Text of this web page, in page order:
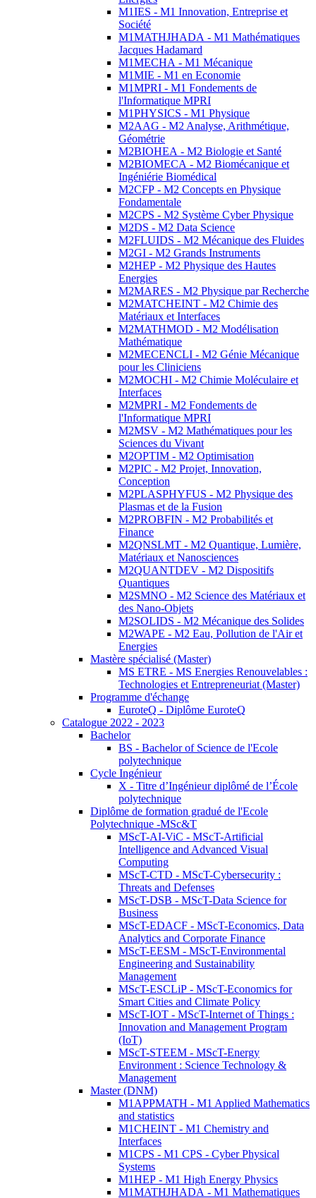
M1IES - M1 Innovation, Entreprise et
Société
M1MATHJHADA - M1 Mathématiques
Jacques Hadamard
M1MECHA - M1 Mécanique
M1MIE - M1 en Economie
M1MPRI - M1 Fondements de
l'Informatique MPRI
M1PHYSICS - M1 Physique
M2AAG - M2 Analyse, Arithmétique,
Géométrie
M2BIOHEA - M2 Biologie et Santé
M2BIOMECA - M2 Biomécanique et
Ingéniérie Biomédical
M2CFP - M2 Concepts en Physique
Fondamentale
M2CPS - M2 Système Cyber Physique
M2DS - M2 Data Science
M2FLUIDS - M2 Mécanique des Fluides
M2GI - M2 Grands Instruments
M2HEP - M2 Physique des Hautes
Energies
M2MARES - M2 Physique par Recherche
M2MATCHEINT - M2 Chimie des
Matériaux et Interfaces
M2MATHMOD - M2 Modélisation
Mathématique
M2MECENCLI - M2 Génie Mécanique
pour les Cliniciens
M2MOCHI - M2 Chimie Moléculaire et
Interfaces
M2MPRI - M2 Fondements de
l'Informatique MPRI
M2MSV - M2 Mathématiques pour les
Sciences du Vivant
M2OPTIM - M2 Optimisation
M2PIC - M2 Projet, Innovation,
Conception
M2PLASPHYFUS - M2 Physique des
Plasmas et de la Fusion
M2PROBFIN - M2 Probabilités et
Finance
M2QNSLMT - M2 Quantique, Lumière,
Matériaux et Nanosciences
M2QUANTDEV - M2 Dispositifs
Quantiques
M2SMNO - M2 Science des Matériaux et
des Nano-Objets
M2SOLIDS - M2 Mécanique des Solides
M2WAPE - M2 Eau, Pollution de l'Air et
Energies
Mastère spécialisé (Master)
MS ETRE - MS Energies Renouvelables :
Technologies et Entrepreneuriat (Master)
Programme d'échange
EuroteQ - Diplôme EuroteQ
Catalogue 2022 - 2023
Bachelor
BS - Bachelor of Science de l'Ecole
polytechnique
Cycle Ingénieur
X - Titre d’Ingénieur diplômé de l’École
polytechnique
Diplôme de formation gradué de l'Ecole
Polytechnique -MSc&T
MScT-AI-ViC - MScT-Artificial
Intelligence and Advanced Visual
Computing
MScT-CTD - MScT-Cybersecurity :
Threats and Defenses
MScT-DSB - MScT-Data Science for
Business
MScT-EDACF - MScT-Economics, Data
Analytics and Corporate Finance
MScT-EESM - MScT-Environmental
Engineering and Sustainability
Management
MScT-ESCLiP - MScT-Economics for
Smart Cities and Climate Policy
MScT-IOT - MScT-Internet of Things :
Innovation and Management Program
(IoT)
MScT-STEEM - MScT-Energy
Environment : Science Technology &
Management
Master (DNM)
M1APPMATH - M1 Applied Mathematics
and statistics
M1CHEINT - M1 Chemistry and
Interfaces
M1CPS - M1 CPS - Cyber Physical
Systems
M1HEP - M1 High Energy Physics
M1MATHJHADA - M1 Mathematiques